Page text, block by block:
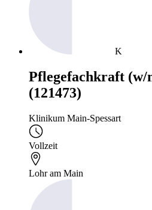
K
Pflegefachkraft
(121473)
Klinikum Main-Spessart
Vollzeit
Lohr am Main